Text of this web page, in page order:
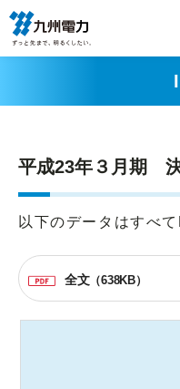
平成23年３月期
以下のデータはすべ
全文（638KB）